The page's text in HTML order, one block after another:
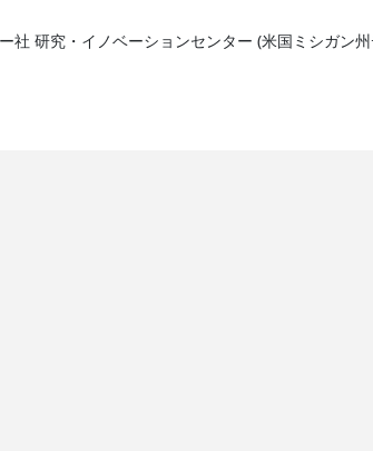
社 研究・イノベーションセンター (米国ミシガン